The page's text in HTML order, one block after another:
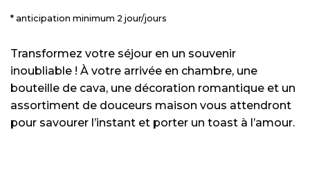
anticipation minimum 2 jour/jours
Transformez votre séjour en un souvenir
inoubliable ! À votre arrivée en chambre, une
bouteille de cava, une décoration romantique et un
assortiment de douceurs maison vous attendront
pour savourer l’instant et porter un toast à l’amour.